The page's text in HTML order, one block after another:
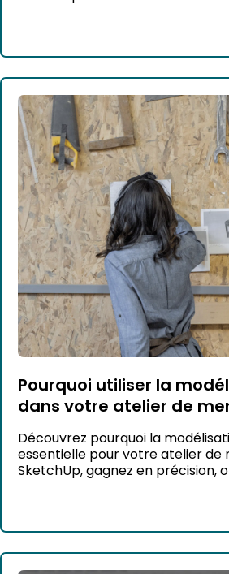
Pourquoi utiliser la
dans votre atelier de
Découvrez pourquoi la
essentielle pour votre atelier de
SketchUp, gagnez en précision,